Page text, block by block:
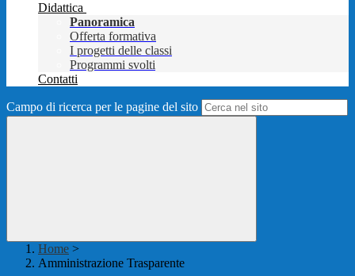
Didattica
Panoramica
Offerta formativa
I progetti delle classi
Programmi svolti
Contatti
Campo di ricerca per le pagine del sito
Home >
Amministrazione Trasparente